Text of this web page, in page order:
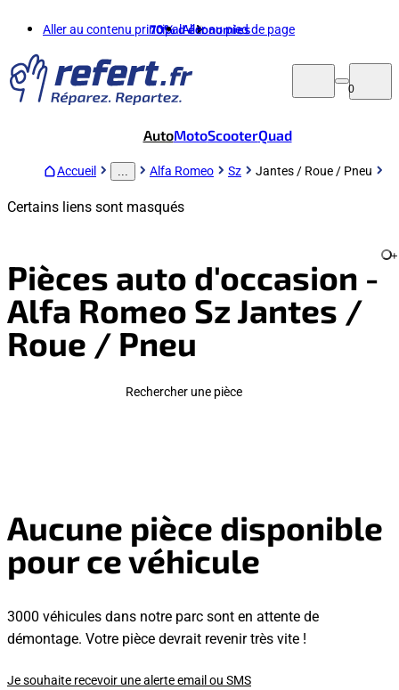
Aller au contenu principalAller au pied de page
70%d'économies
0
AutoMotoScooterQuad
Accueil Alfa Romeo Sz Jantes / Roue / Pneu
Certains liens sont masqués
Pièces auto d'occasion -
Alfa Romeo Sz Jantes /
Roue / Pneu
+
Rechercher une pièce
Aucune pièce disponible
pour ce véhicule
3000 véhicules dans notre parc sont en attente de
démontage. Votre pièce devrait revenir très vite !
Je souhaite recevoir une alerte email ou SMS